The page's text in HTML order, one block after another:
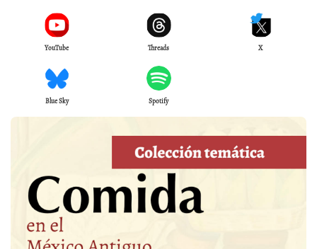
YouTube Threads X
Blue Sky Spotify